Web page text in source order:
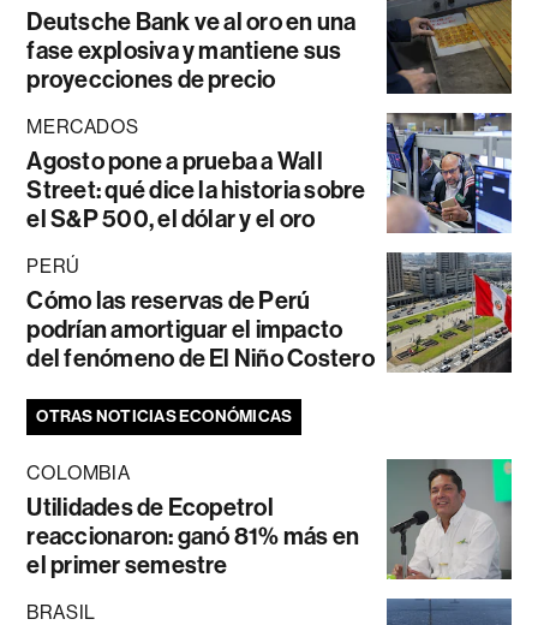
Deutsche Bank ve al oro en una
fase explosiva y mantiene sus
proyecciones de precio
MERCADOS
Agosto pone a prueba a Wall
Street: qué dice la historia sobre
el S&P 500, el dólar y el oro
PERÚ
Cómo las reservas de Perú
podrían amortiguar el impacto
del fenómeno de El Niño Costero
OTRAS NOTICIAS ECONÓMICAS
COLOMBIA
Utilidades de Ecopetrol
reaccionaron: ganó 81% más en
el primer semestre
BRASIL